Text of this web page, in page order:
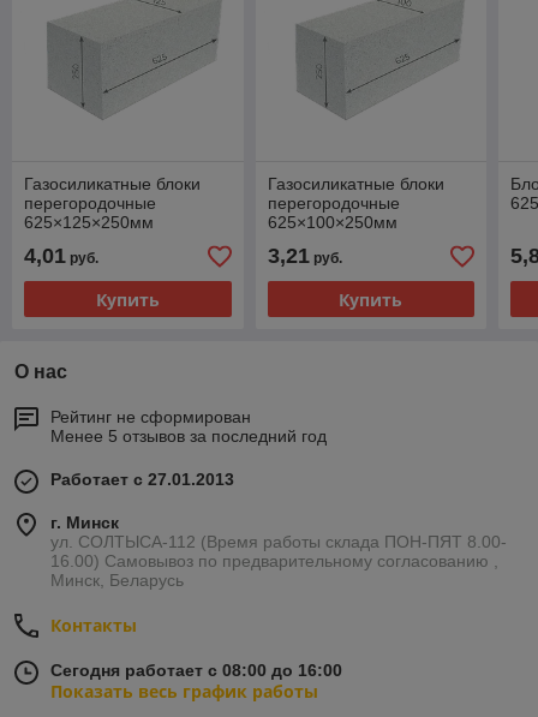
Газосиликатные блоки
перегородочные
625×125×250мм
ЗАБУДОВА до 10 % боя
4,01 руб.
Купить
Газосиликатные блоки
перегородочные
625×100×250мм
3,21руб.
Купить
О нас
Рейтинг не сформирован
Менее 5 отзывов за последний год
Работает с 27.01.2013
г. Минск
ул. СОЛТЫСА-112 (Время работы склада ПОН-ПЯТ 8.00-
16.00) Самовывоз по предварительному согласованию ,
Минск, Беларусь
Контакты
Сегодня работает с 08:00 до 16:00
Показать весь график работы